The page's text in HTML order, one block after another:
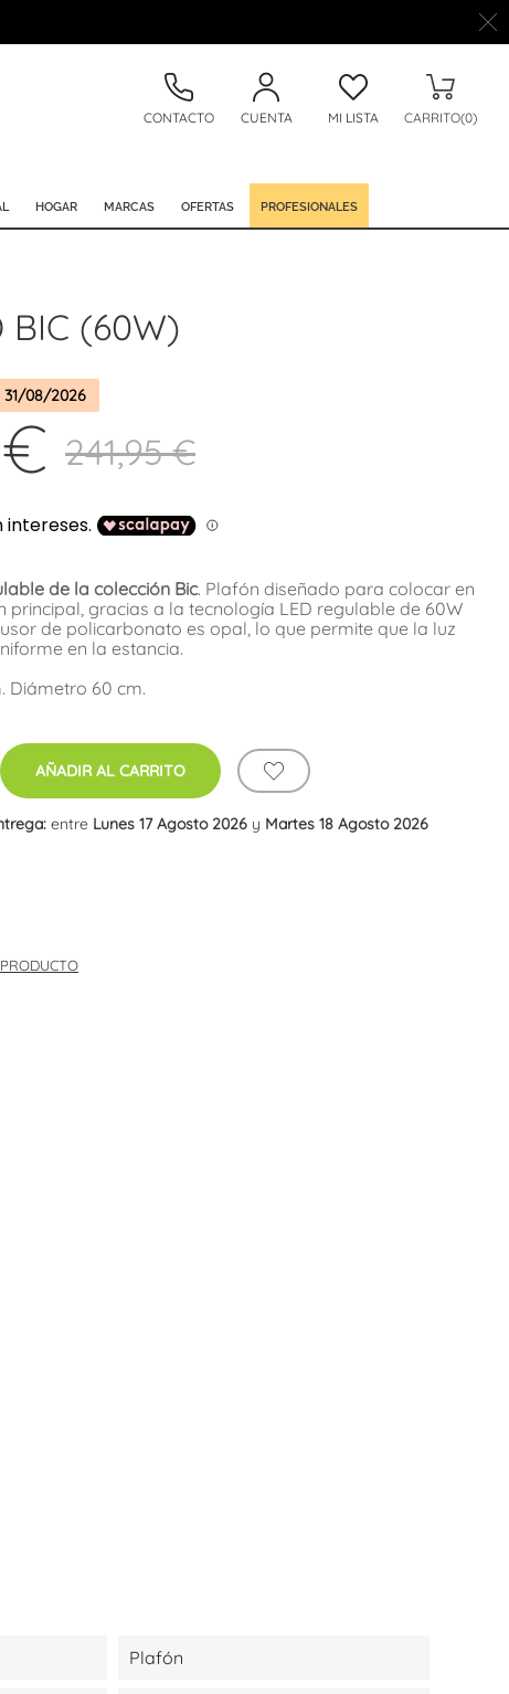
CONTACTO CUENTA MI LISTA CARRITO(0)
HOGAR MARCAS OFERTAS PROFESIONALES
BIC (60W)
31/08/2026
241,95 €
de la colección Bic. Plafón diseñado para colocar en
principal, gracias a la tecnología LED regulable de 60W
de policarbonato es opal, lo que permite que la luz
en la estancia.
Diámetro 60 cm.
AÑADIR AL CARRITO
entre Lunes 17 Agosto 2026 y Martes 18 Agosto 2026
Plafón